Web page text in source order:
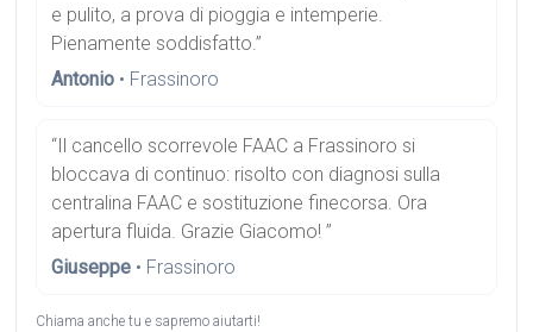
e pulito, a prova di pioggia e intemperie.
Pienamente soddisfatto.”
Antonio • Frassinoro
“Il cancello scorrevole FAAC a Frassinoro si
bloccava di continuo: risolto con diagnosi sulla
centralina FAAC e sostituzione finecorsa. Ora
apertura fluida. Grazie Giacomo! ”
Giuseppe • Frassinoro
Chiama anche tu e sapremo aiutarti!